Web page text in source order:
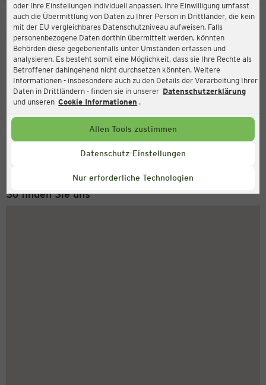
oder Ihre Einstellungen individuell anpassen. Ihre Einwilligung umfasst
auch die Übermittlung von Daten zu Ihrer Person in Drittländer, die kein
mit der EU vergleichbares Datenschutzniveau aufweisen. Falls
personenbezogene Daten dorthin übermittelt werden, könnten
Behörden diese gegebenenfalls unter Umständen erfassen und
analysieren. Es besteht somit eine Möglichkeit, dass sie Ihre Rechte als
Betroffener dahingehend nicht durchsetzen könnten. Weitere
Informationen - insbesondere auch zu den Details der Verarbeitung Ihrer
Daten in Drittländern - finden sie in unserer Datenschutzerklärung
und unseren Cookie Informationen .
Allen Tools zustimmen
Datenschutz-Einstellungen
Nur erforderliche Technologien
Ernsting's family
Marktstrasse 88, 53424 Remagen
Aktuell:
Geschlossen
Service Hotline
+43 (0) 1 2675 502
So finden Sie uns